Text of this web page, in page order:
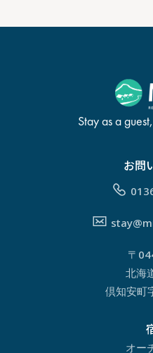
Stay as a
お問
〒
北海
倶知安町
オー